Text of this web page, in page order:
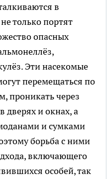
в
только портят
опасных
Эти насекомые
перемещаться по
проникать через
дверях и окнах, а
и сумками
борьба с ними
включающего
особей, так